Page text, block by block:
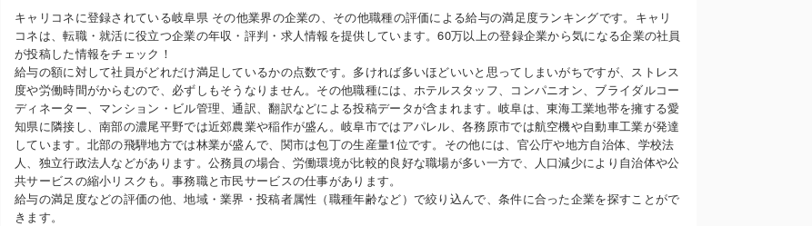
キャリコネに登録されている岐阜県 その他業界の企業の、その他職種の評価による給与の満足度ランキングです。キャリ
コネは、転職・就活に役立つ企業の年収・評判・求人情報を提供しています。60万以上の登録企業から気になる企業の社員
が投稿した情報をチェック！
給与の額に対して社員がどれだけ満足しているかの点数です。多ければ多いほどいいと思ってしまいがちですが、ストレス
度や労働時間がからむので、必ずしもそうなりません。その他職種には、ホテルスタッフ、コンパニオン、ブライダルコー
ディネーター、マンション・ビル管理、通訳、翻訳などによる投稿データが含まれます。岐阜は、東海工業地帯を擁する愛
知県に隣接し、南部の濃尾平野では近郊農業や稲作が盛ん。岐阜市ではアパレル、各務原市では航空機や自動車工業が発達
しています。北部の飛騨地方では林業が盛んで、関市は包丁の生産量1位です。その他には、官公庁や地方自治体、学校法
人、独立行政法人などがあります。公務員の場合、労働環境が比較的良好な職場が多い一方で、人口減少により自治体や公
共サービスの縮小リスクも。事務職と市民サービスの仕事があります。
給与の満足度などの評価の他、地域・業界・投稿者属性（職種年齢など）で絞り込んで、条件に合った企業を探すことがで
きます。